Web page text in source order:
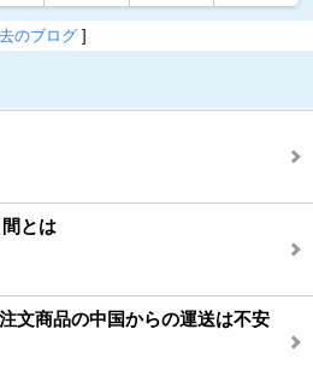
のブログ ]
とは
文商品の中国からの運送は不安